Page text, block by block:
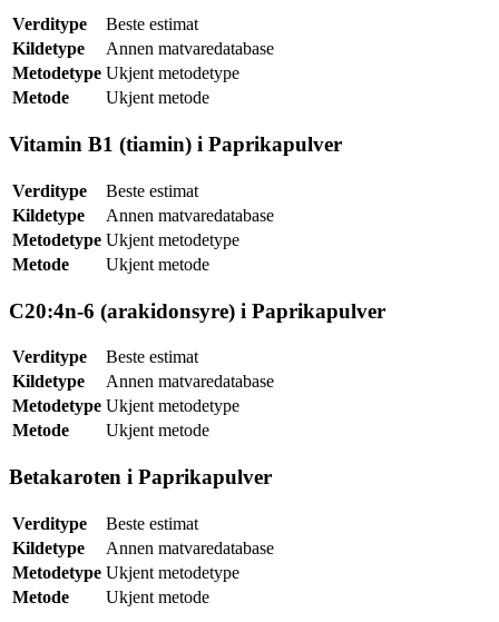
Verditype
Beste estimat
Kildetype
Annen matvaredatabase
Metodetype Ukjent metodetype
Metode
Ukjent metode
Vitamin B1 (tiamin) i Paprikapulver
Verditype
Beste estimat
Kildetype
Annen matvaredatabase
Metodetype Ukjent metodetype
Metode
Ukjent metode
C20:4n-6 (arakidonsyre) i Paprikapulver
Verditype
Beste estimat
Kildetype
Annen matvaredatabase
Metodetype Ukjent metodetype
Metode
Ukjent metode
Betakaroten i Paprikapulver
Verditype
Beste estimat
Kildetype
Annen matvaredatabase
Metodetype Ukjent metodetype
Metode
Ukjent metode